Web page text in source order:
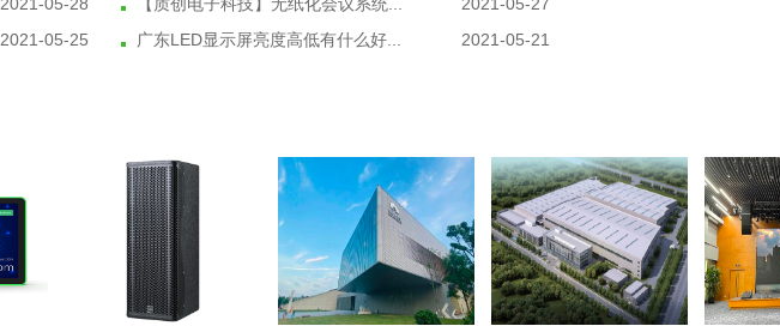
2021-05-25 广东LED显示屏亮度高低有什么好... 2021-05-21